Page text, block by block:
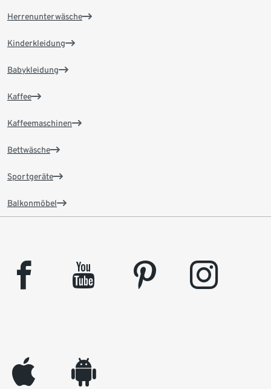
Herrenunterwäsche
Kinderkleidung
Babykleidung
Kaffee
Kaffeemaschinen
Bettwäsche
Sportgeräte
Balkonmöbel
facebook youtube pinterest instagram
appleinc android